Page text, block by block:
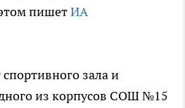
пишетИА
зала и
из корпусов СОШ №15